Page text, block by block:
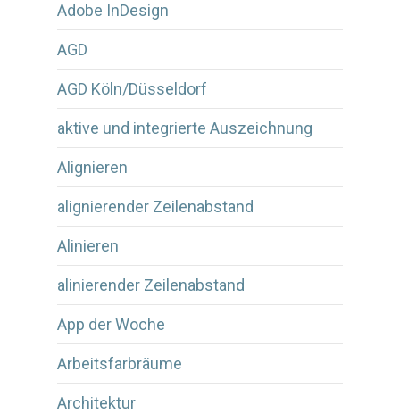
Adobe InDesign
AGD
AGD Köln/Düsseldorf
aktive und integrierte Auszeichnung
Alignieren
alignierender Zeilenabstand
Alinieren
alinierender Zeilenabstand
App der Woche
Arbeitsfarbräume
Architektur